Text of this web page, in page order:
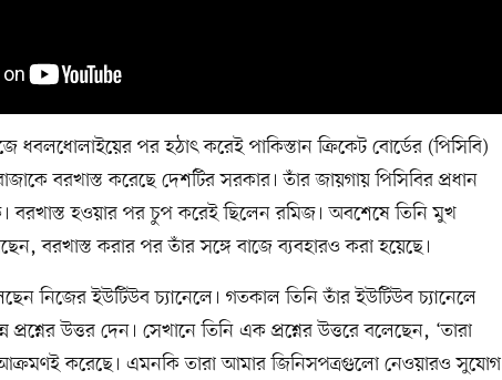
ধবলধোলাইয়ের পর হঠাৎ করেই পাকিস্তান ক্রিকেট বোর্ডের (পিসিবি)
বরখাস্ত করেছে দেশটির সরকার। তাঁর জায়গায় পিসিবির প্রধান
বরখাস্ত হওয়ার পর চুপ করেই ছিলেন রমিজ। অবশেষে তিনি মুখ
বরখাস্ত করার পর তাঁর সঙ্গে বাজে ব্যবহারও করা হয়েছে।
নিজের ইউটিউব চ্যানেলে। গতকাল তিনি তাঁর ইউটিউব চ্যানেলে
উত্তর দেন। সেখানে তিনি এক প্রশ্নের উত্তরে বলেছেন, ‘তারা
আক্রমণই করেছে। এমনকি তারা আমার জিনিসপত্রগুলো নেওয়ারও সুযোগ